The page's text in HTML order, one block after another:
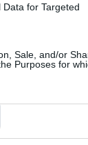
for Targeted
Sale, and/or
Purposes for